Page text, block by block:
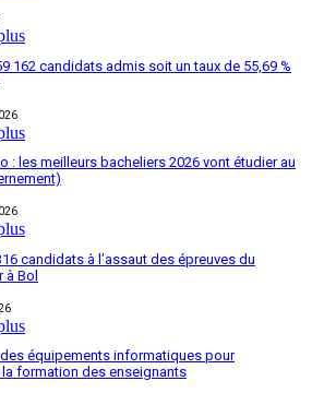
162 candidats admis soit un taux de 55,69 %
: les meilleurs bacheliers 2026 vont étudier au
candidats à l’assaut des épreuves du
Bol
équipements informatiques pour
formation des enseignants